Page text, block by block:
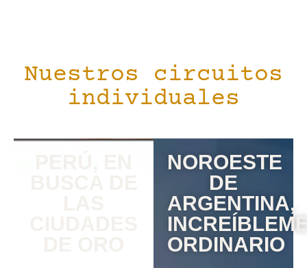
Nuestros circuitos
individuales
NOROESTE
DE
ARGENTINA,
ORDINARIO